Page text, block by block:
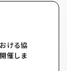
ける協
催しま